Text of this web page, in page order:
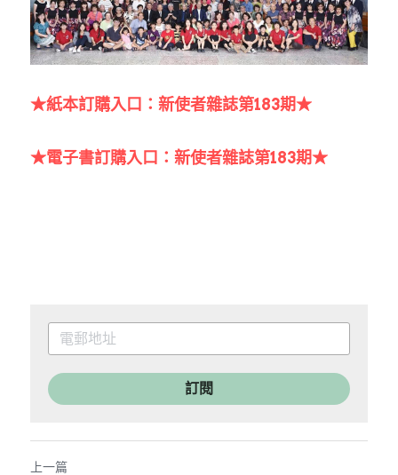
★紙本訂購入口：新使者雜誌第183期★
★電子書訂購入口：新使者雜誌第183期★
訂閱
上一篇